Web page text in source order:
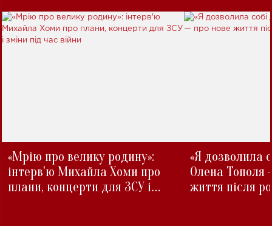
«Мрію про велику родину»:
інтерв'ю Михайла Хоми про
плани, концерти для ЗСУ і
«Я дозволила
Олена Тополя
життя після